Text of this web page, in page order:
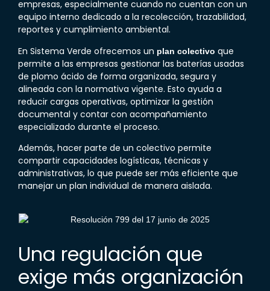
empresas, especialmente cuando no cuentan con un
equipo interno dedicado a la recolección, trazabilidad,
reportes y cumplimiento ambiental.
En Sistema Verde ofrecemos un plan colectivo que
permite a las empresas gestionar las baterías usadas
de plomo ácido de forma organizada, segura y
alineada con la normativa vigente. Esto ayuda a
reducir cargas operativas, optimizar la gestión
documental y contar con acompañamiento
especializado durante el proceso.
Además, hacer parte de un colectivo permite
compartir capacidades logísticas, técnicas y
administrativas, lo que puede ser más eficiente que
manejar un plan individual de manera aislada.
Una regulación que
exige más organización